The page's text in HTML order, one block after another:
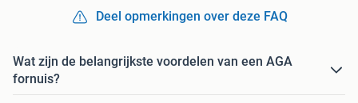
Deel opmerkingen over deze FAQ
Wat zijn de belangrijkste voordelen van een AGA
fornuis?